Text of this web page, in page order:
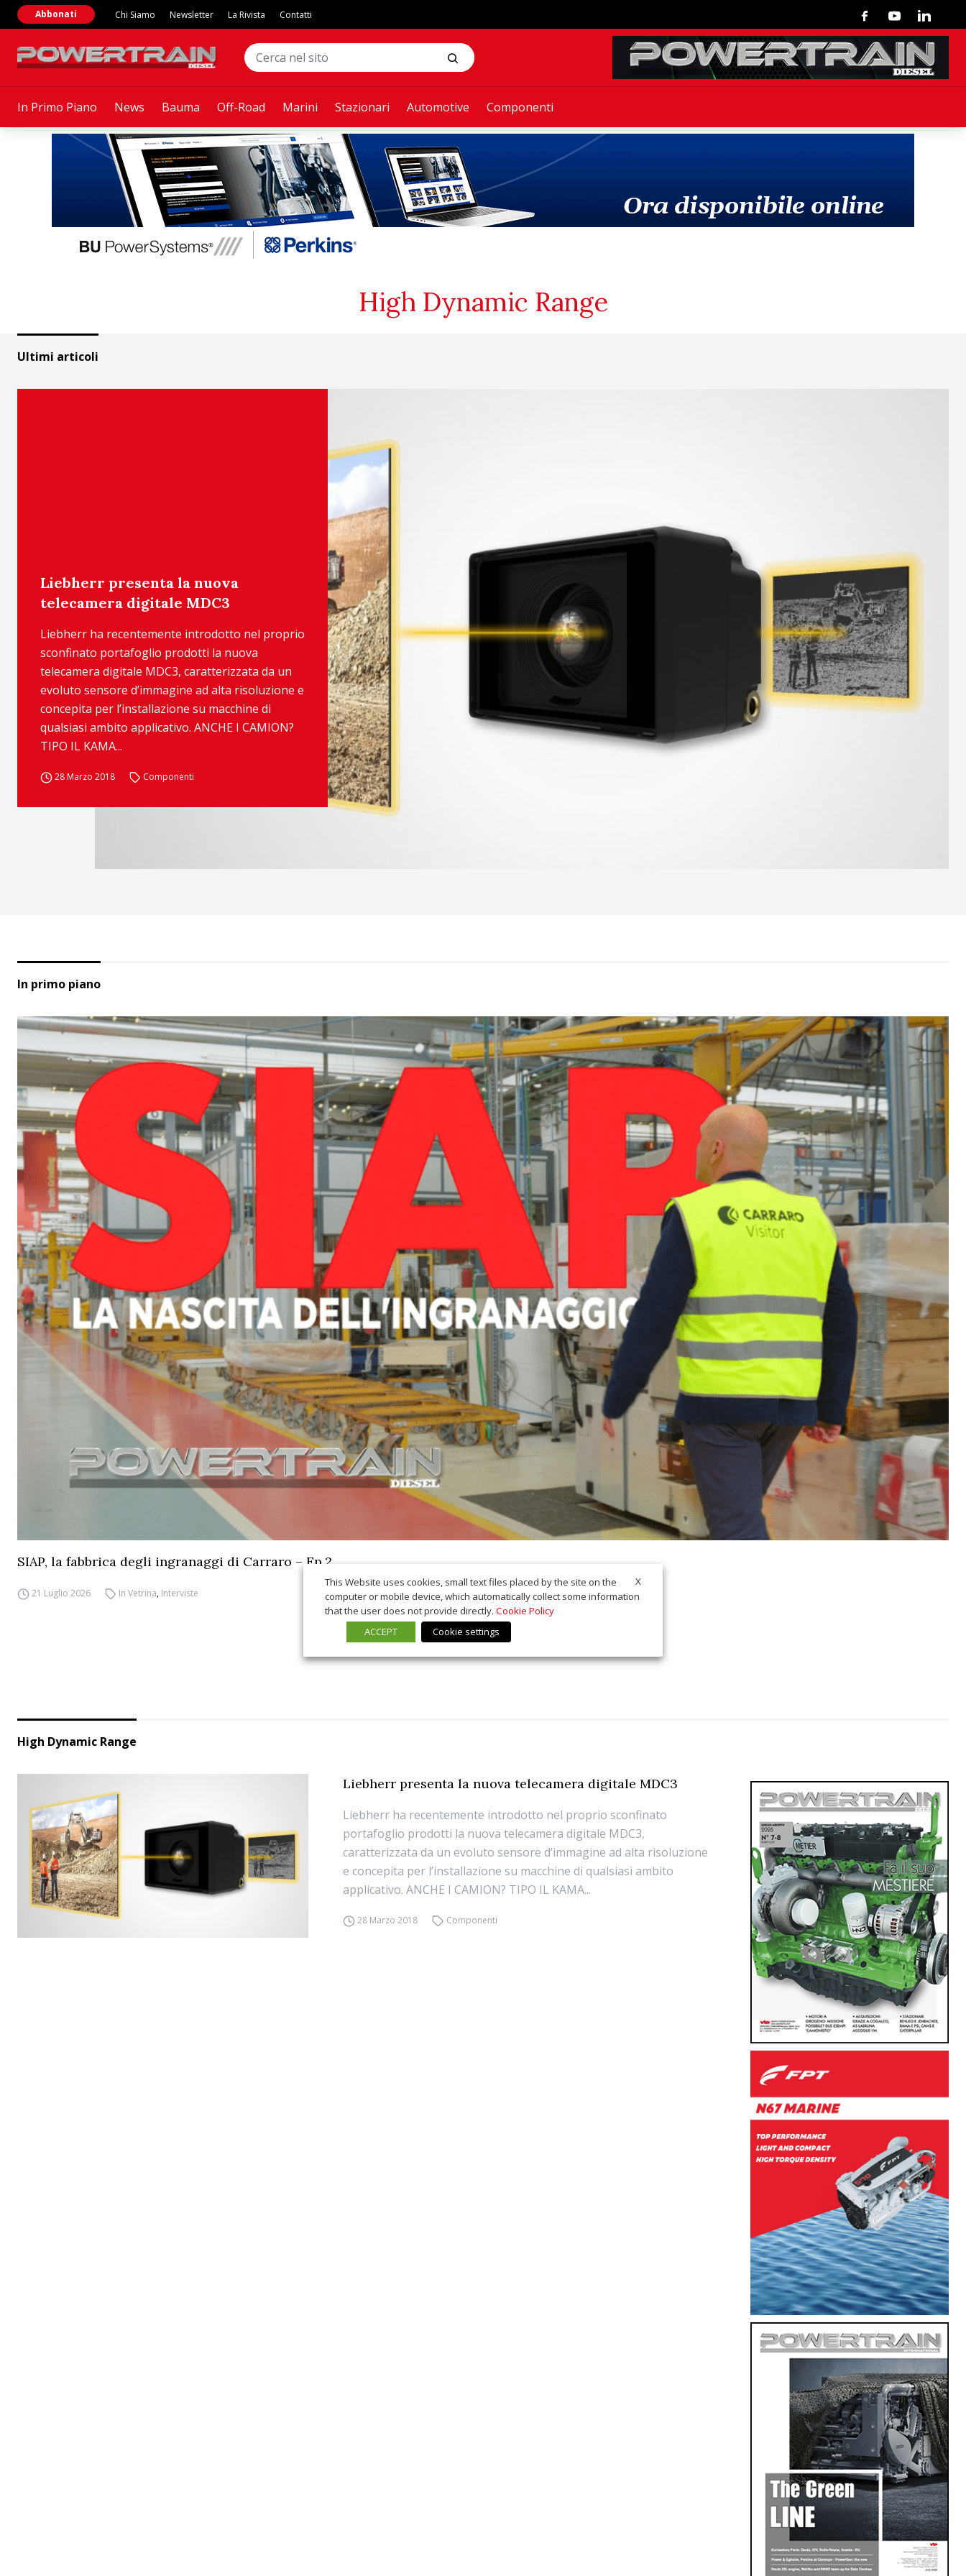
In Primo Piano News Bauma Off-Road Marini Stazionari Automotive Componenti
Abbonati Chi Siamo Newsletter La Rivista Contatti FacebookYoutubeLinkedin
High Dynamic Range
Ultimi articoli
Liebherr presenta la nuova
telecamera digitale MDC3
Liebherr ha recentemente introdotto nel proprio
sconfinato portafoglio prodotti la nuova
telecamera digitale MDC3, caratterizzata da un
evoluto sensore d’immagine ad alta risoluzione e
concepita per l’installazione su macchine di
qualsiasi ambito applicativo. ANCHE I CAMION?
TIPO IL KAMA...
28 Marzo 2018 Componenti
In primo piano
SIAP, la fabbrica degli ingranaggi di Carraro – Ep.2
21 Luglio 2026 In Vetrina, Interviste
High Dynamic Range
Liebherr presenta la nuova telecamera digitale MDC3
Liebherr ha recentemente introdotto nel proprio sconfinato
portafoglio prodotti la nuova telecamera digitale MDC3,
caratterizzata da un evoluto sensore d’immagine ad alta risoluzione
e concepita per l’installazione su macchine di qualsiasi ambito
applicativo. ANCHE I CAMION? TIPO IL KAMA...
28 Marzo 2018 Componenti
X
This Website uses cookies, small text files placed by the site on the
computer or mobile device, which automatically collect some information
that the user does not provide directly. Cookie Policy
ACCEPT
Cookie settings